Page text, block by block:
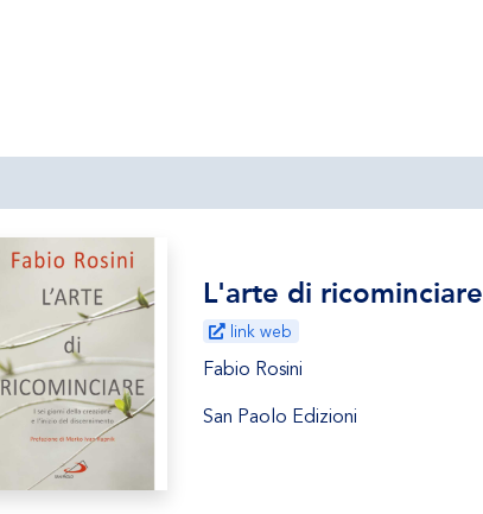
L'arte di ricominciare
link web
Fabio Rosini
San Paolo Edizioni